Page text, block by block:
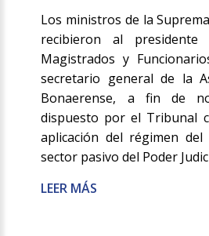
Los ministros de la
recibieron al
Magistrados y
secretario general de la
Bonaerense, a fin de
dispuesto por el Tribunal
aplicación del régimen del
sector pasivo del Poder
LEER MÁS